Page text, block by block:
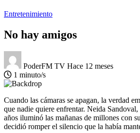
Entretenimiento
No hay amigos
PoderFM TV Hace 12 meses
1 minuto/s
Cuando las cámaras se apagan, la verdad
que nadie quiere enfrentar. Neida
años iluminó las mañanas de millones con
decidió romper el silencio que la había